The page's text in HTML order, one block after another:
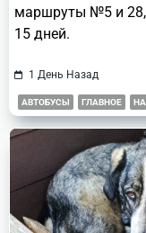
маршруты №5 и 28,
15 дней.
1 День Назад
АВТОБУСЫ ГЛАВНОЕ